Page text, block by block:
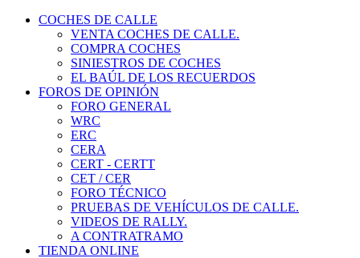
COCHES DE CALLE
VENTA COCHES DE CALLE.
COMPRA COCHES
SINIESTROS DE COCHES
EL BAÚL DE LOS RECUERDOS
FOROS DE OPINIÓN
FORO GENERAL
WRC
ERC
CERA
CERT - CERTT
CET / CER
FORO TÉCNICO
PRUEBAS DE VEHÍCULOS DE CALLE.
VIDEOS DE RALLY.
A CONTRATRAMO
TIENDA ONLINE